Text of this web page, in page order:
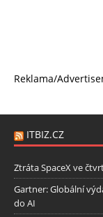
Reklama/
ITBIZ.CZ
Ztráta SpaceX ve
Gartner: Globální
do AI